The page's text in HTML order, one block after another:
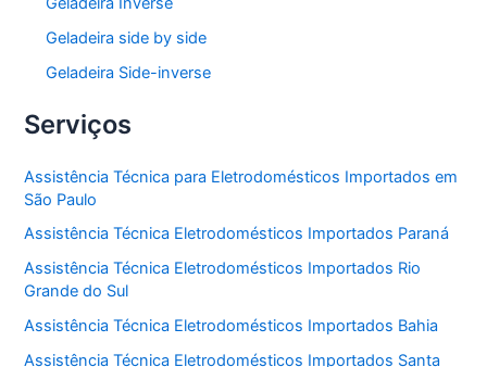
Geladeira side by side
Geladeira Side-inverse
Serviços
Assistência Técnica para Eletrodomésticos Importados em
São Paulo
Assistência Técnica Eletrodomésticos Importados Paraná
Assistência Técnica Eletrodomésticos Importados Rio
Grande do Sul
Assistência Técnica Eletrodomésticos Importados Bahia
Assistência Técnica Eletrodomésticos Importados Santa